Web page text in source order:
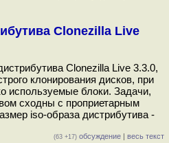
Clonezilla Live
Clonezilla Live 3.3.0,
клонирования дисков, при
используемые блоки. Задачи,
сходны с проприетарным
iso-образа дистрибутива -
(63 +17) обсуждение | весь текст